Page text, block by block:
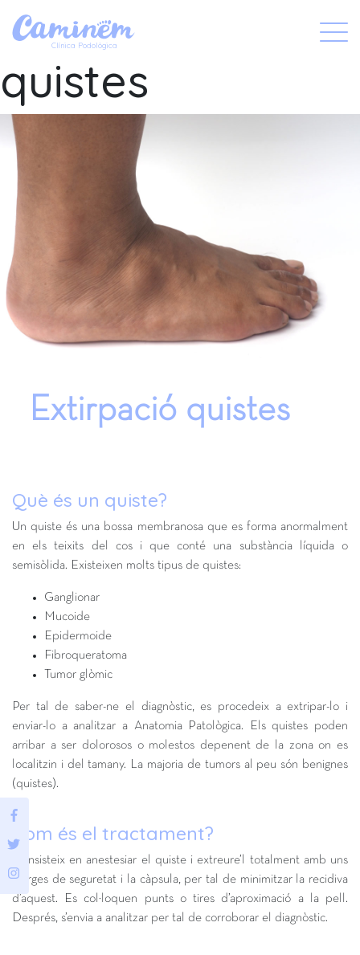
Clínica Podològica
X
Extirpació
quistes
Extirpació quistes
Què és un quiste?
Un quiste és una bossa membranosa que es forma anormalment
en els teixits del cos i que conté una substància líquida o
semisòlida. Existeixen molts tipus de quistes:
Ganglionar
Mucoide
Epidermoide
Fibroqueratoma
Tumor glòmic
Per tal de saber-ne el diagnòstic, es procedeix a extripar-lo i
enviar-lo a analitzar a Anatomia Patològica. Els quistes poden
arribar a ser dolorosos o molestos depenent de la zona on es
localitzin i del tamany. La majoria de tumors al peu són benignes
(quistes).
Com és el tractament?
Consisteix en anestesiar el quiste i extreure’l totalment amb uns
marges de seguretat i la càpsula, per tal de minimitzar la recidiva
d’aquest. Es col·loquen punts o tires d’aproximació a la pell.
Després, s’envia a analitzar per tal de corroborar el diagnòstic.